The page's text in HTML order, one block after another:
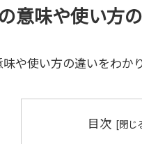
意味や使い方
や使い方の違いをわか
目次